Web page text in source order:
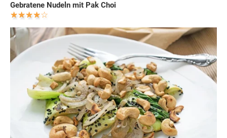
Gebratene Nudeln mit Pak Choi